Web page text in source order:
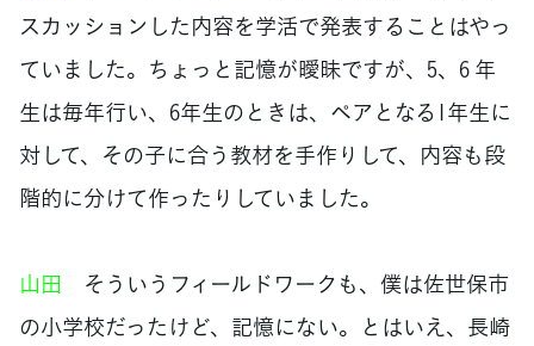
スカッションした内容を学活で発表することはやっ
ていました。ちょっと記憶が曖昧ですが、5、6 年
生は毎年行い、6年生のときは、ペアとなる1年生に
対して、その子に合う教材を手作りして、内容も段
階的に分けて作ったりしていました。
山田 そういうフィールドワークも、僕は佐世保市
の小学校だったけど、記憶にない。とはいえ、長崎